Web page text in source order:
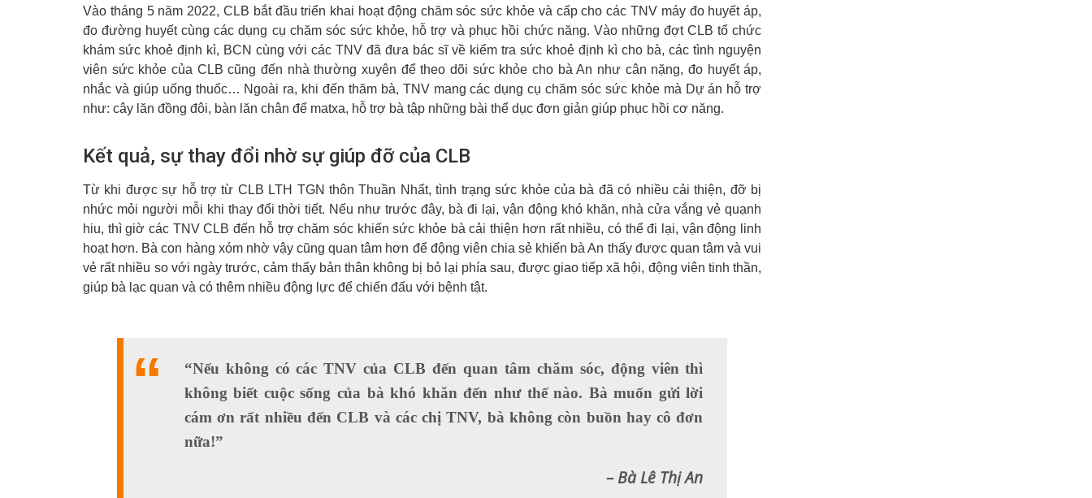
Vào tháng 5 năm 2022, CLB bắt đầu triển khai hoạt động chăm sóc sức khỏe và cấp cho các TNV máy đo huyết áp,
đo đường huyết cùng các dụng cụ chăm sóc sức khỏe, hỗ trợ và phục hồi chức năng. Vào những đợt CLB tổ chức
khám sức khoẻ định kì, BCN cùng với các TNV đã đưa bác sĩ về kiểm tra sức khoẻ định kì cho bà, các tình nguyện
viên sức khỏe của CLB cũng đến nhà thường xuyên để theo dõi sức khỏe cho bà An như cân nặng, đo huyết áp,
nhắc và giúp uống thuốc… Ngoài ra, khi đến thăm bà, TNV mang các dụng cụ chăm sóc sức khỏe mà Dự án hỗ trợ
như: cây lăn đồng đôi, bàn lăn chân để matxa, hỗ trợ bà tập những bài thể dục đơn giản giúp phục hồi cơ năng.
Kết quả, sự thay đổi nhờ sự giúp đỡ của CLB
Từ khi được sự hỗ trợ từ CLB LTH TGN thôn Thuần Nhất, tình trạng sức khỏe của bà đã có nhiều cải thiện, đỡ bị
nhức mỏi người mỗi khi thay đổi thời tiết. Nếu như trước đây, bà đi lại, vận động khó khăn, nhà cửa vắng vẻ quạnh
hiu, thì giờ các TNV CLB đến hỗ trợ chăm sóc khiến sức khỏe bà cải thiện hơn rất nhiều, có thể đi lại, vận động linh
hoạt hơn. Bà con hàng xóm nhờ vậy cũng quan tâm hơn để động viên chia sẻ khiến bà An thấy được quan tâm và vui
vẻ rất nhiều so với ngày trước, cảm thấy bản thân không bị bỏ lại phía sau, được giao tiếp xã hội, động viên tinh thần,
giúp bà lạc quan và có thêm nhiều động lực để chiến đấu với bệnh tật.
“Nếu không có các TNV của CLB đến quan tâm chăm sóc, động viên thì
không biết cuộc sống của bà khó khăn đến như thế nào. Bà muốn gửi lời
cám ơn rất nhiều đến CLB và các chị TNV, bà không còn buồn hay cô đơn
nữa!”
– Bà Lê Thị An